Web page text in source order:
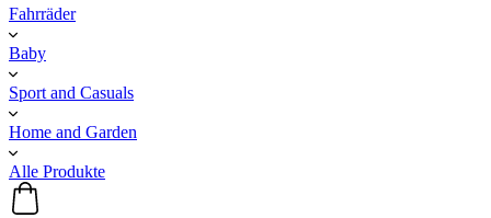
Fahrräder
Baby
Sport and Casuals
Home and Garden
Alle Produkte